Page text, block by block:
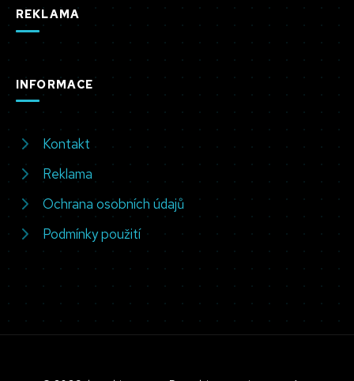
REKLAMA
INFORMACE
Kontakt
Reklama
Ochrana osobních údajů
Podmínky použití